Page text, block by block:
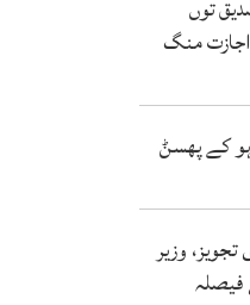
توں
اجازت منگ
کے پھسݨ
دی تجویز، وزیر
فیصلہ